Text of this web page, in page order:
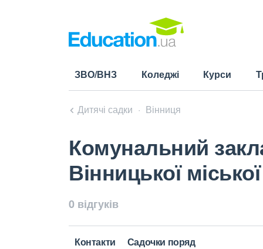
ЗВО/ВНЗ Коледжі Курси
Дитячі садки Вінниця
Комунальний
Вінницької
0 відгуків
Контакти Садочки поряд